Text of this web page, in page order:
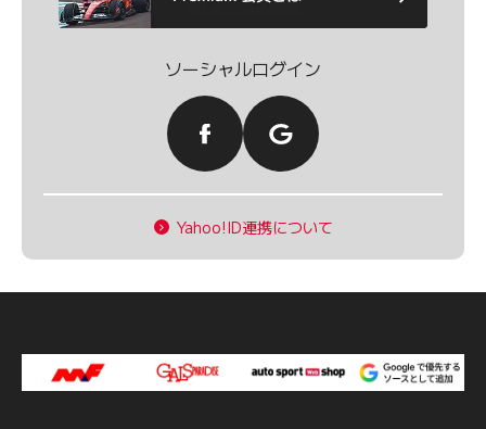
ソーシャルログイン
Yahoo!ID連携について